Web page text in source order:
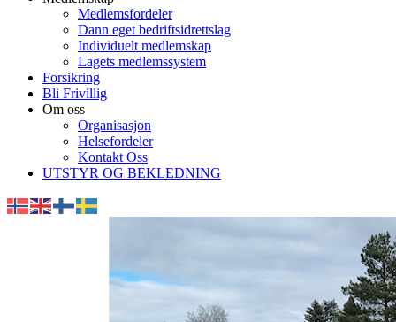
Medlemsfordeler
Dann eget bedriftsidrettslag
Individuelt medlemskap
Lagets medlemssystem
Forsikring
Bli Frivillig
Om oss
Organisasjon
Helsefordeler
Kontakt Oss
UTSTYR OG BEKLEDNING